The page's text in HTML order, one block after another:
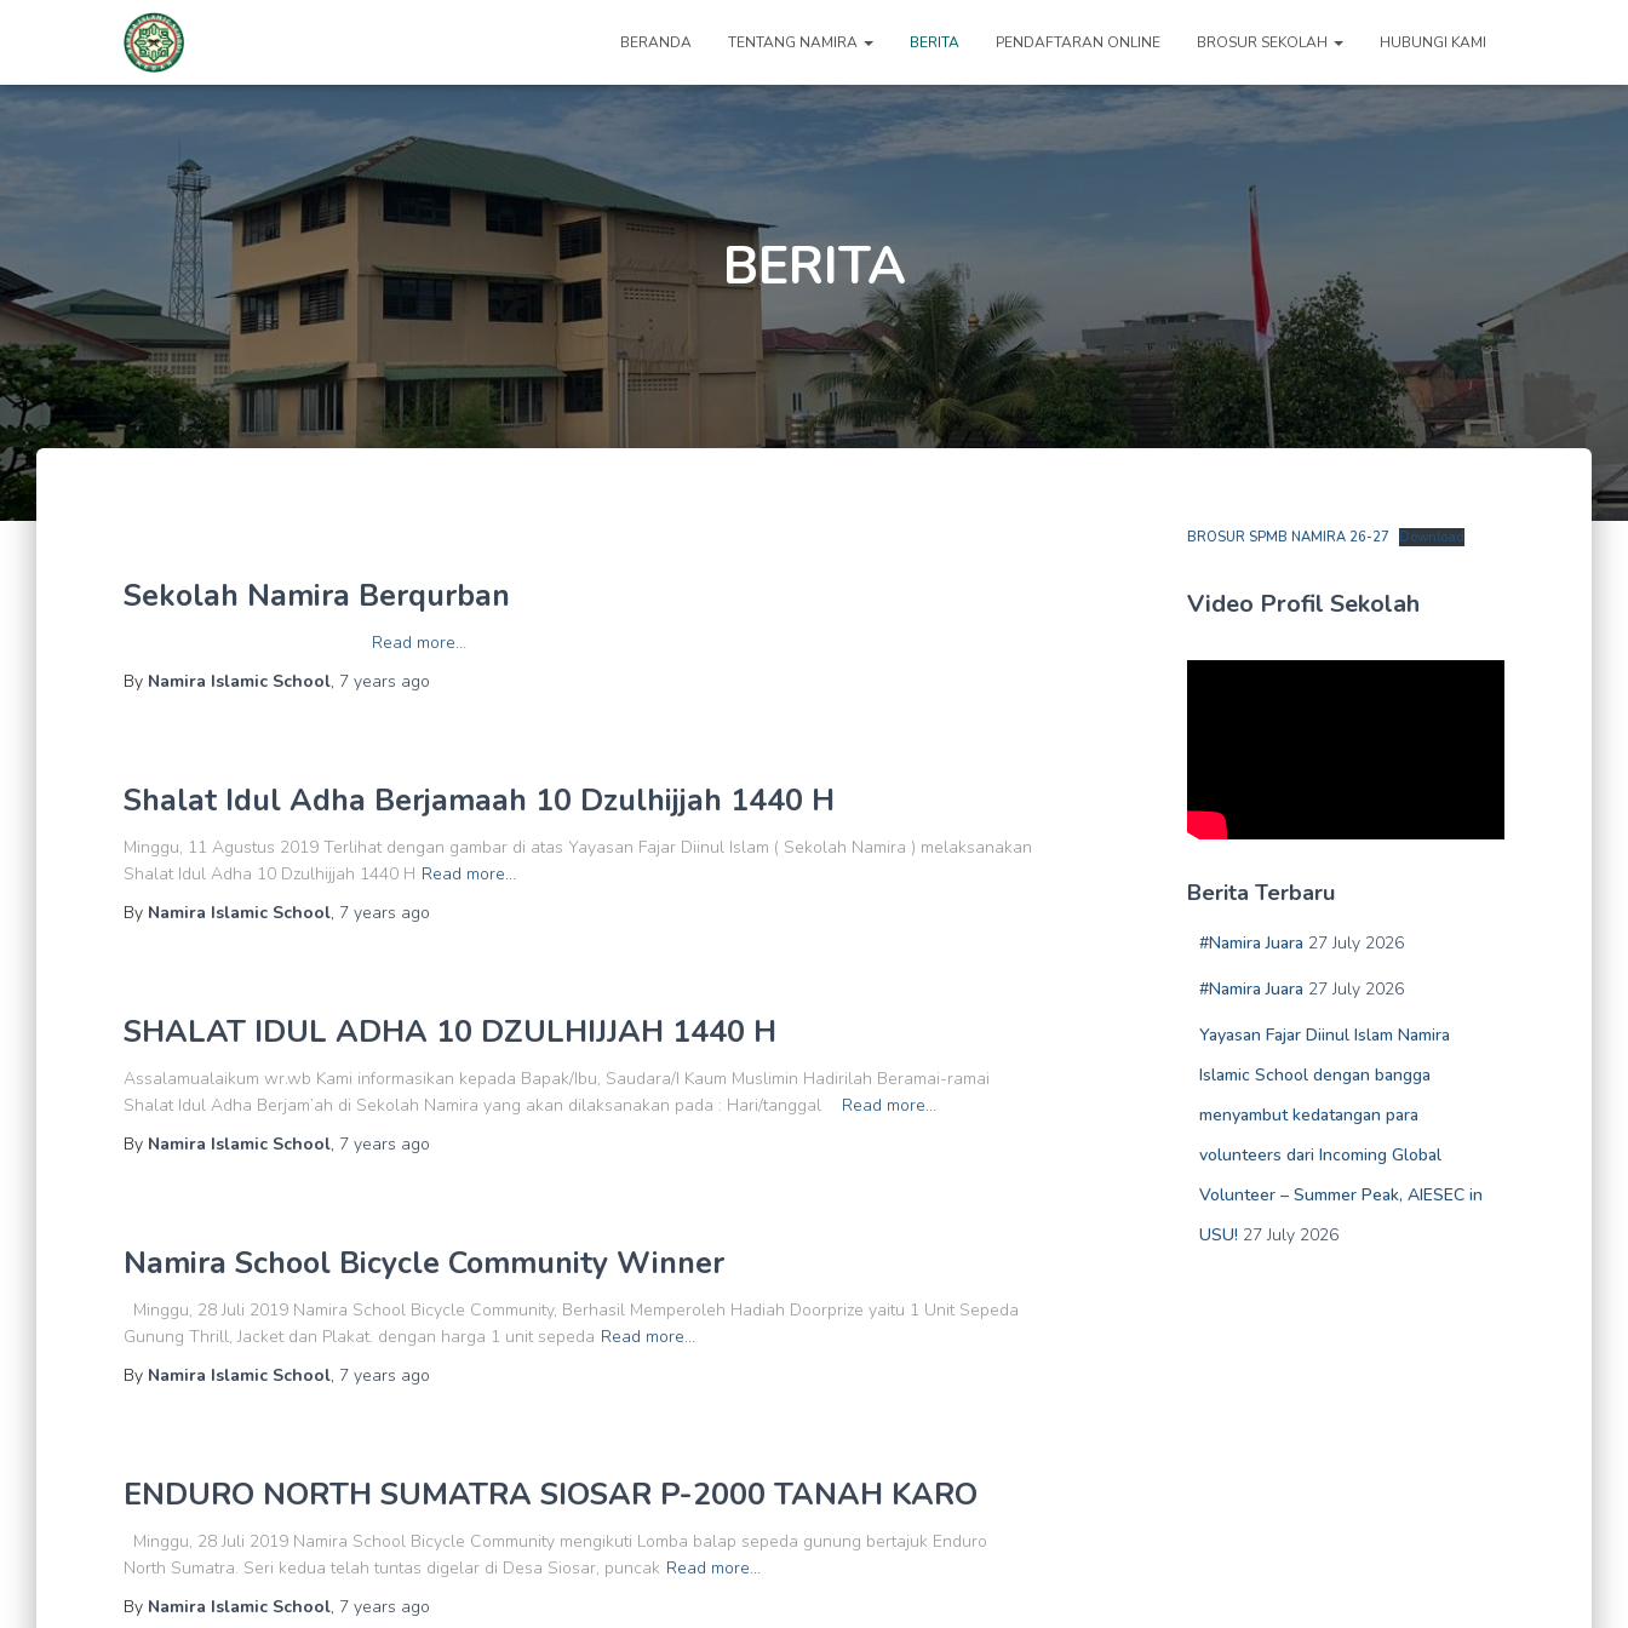
BERANDA TENTANG NAMIRA BERITA PENDAFTARAN ONLINE BROSUR SEKOLAH HUBUNGI KAMI
BERITA
Sekolah Namira Berqurban
Read more…
By Namira Islamic School, 7 years ago
Shalat Idul Adha Berjamaah 10 Dzulhijjah 1440 H
Minggu, 11 Agustus 2019 Terlihat dengan gambar di atas Yayasan Fajar Diinul Islam ( Sekolah Namira ) melaksanakan
Shalat Idul Adha 10 Dzulhijjah 1440 H Read more…
By Namira Islamic School, 7 years ago
SHALAT IDUL ADHA 10 DZULHIJJAH 1440 H
Assalamualaikum wr.wb Kami informasikan kepada Bapak/Ibu, Saudara/I Kaum Muslimin Hadirilah Beramai-ramai
Shalat Idul Adha Berjam’ah di Sekolah Namira yang akan dilaksanakan pada : Hari/tanggal
Read more…
By Namira Islamic School, 7 years ago
Namira School Bicycle Community Winner
Minggu, 28 Juli 2019 Namira School Bicycle Community, Berhasil Memperoleh Hadiah Doorprize yaitu 1 Unit Sepeda
Gunung Thrill, Jacket dan Plakat. dengan harga 1 unit sepeda Read more…
By Namira Islamic School, 7 years ago
ENDURO NORTH SUMATRA SIOSAR P-2000 TANAH KARO
Minggu, 28 Juli 2019 Namira School Bicycle Community mengikuti Lomba balap sepeda gunung bertajuk Enduro
North Sumatra. Seri kedua telah tuntas digelar di Desa Siosar, puncak Read more…
By Namira Islamic School, 7 years ago
BROSUR SPMB NAMIRA 26-27 Download
Video Profil Sekolah
Berita Terbaru
#Namira Juara 27 July 2026
#Namira Juara 27 July 2026
Yayasan Fajar Diinul Islam Namira
Islamic School dengan bangga
menyambut kedatangan para
volunteers dari Incoming Global
Volunteer – Summer Peak, AIESEC in
USU! 27 July 2026